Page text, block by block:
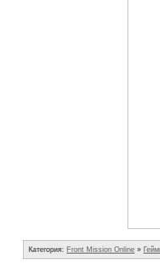
Категория: Front Mission Online »